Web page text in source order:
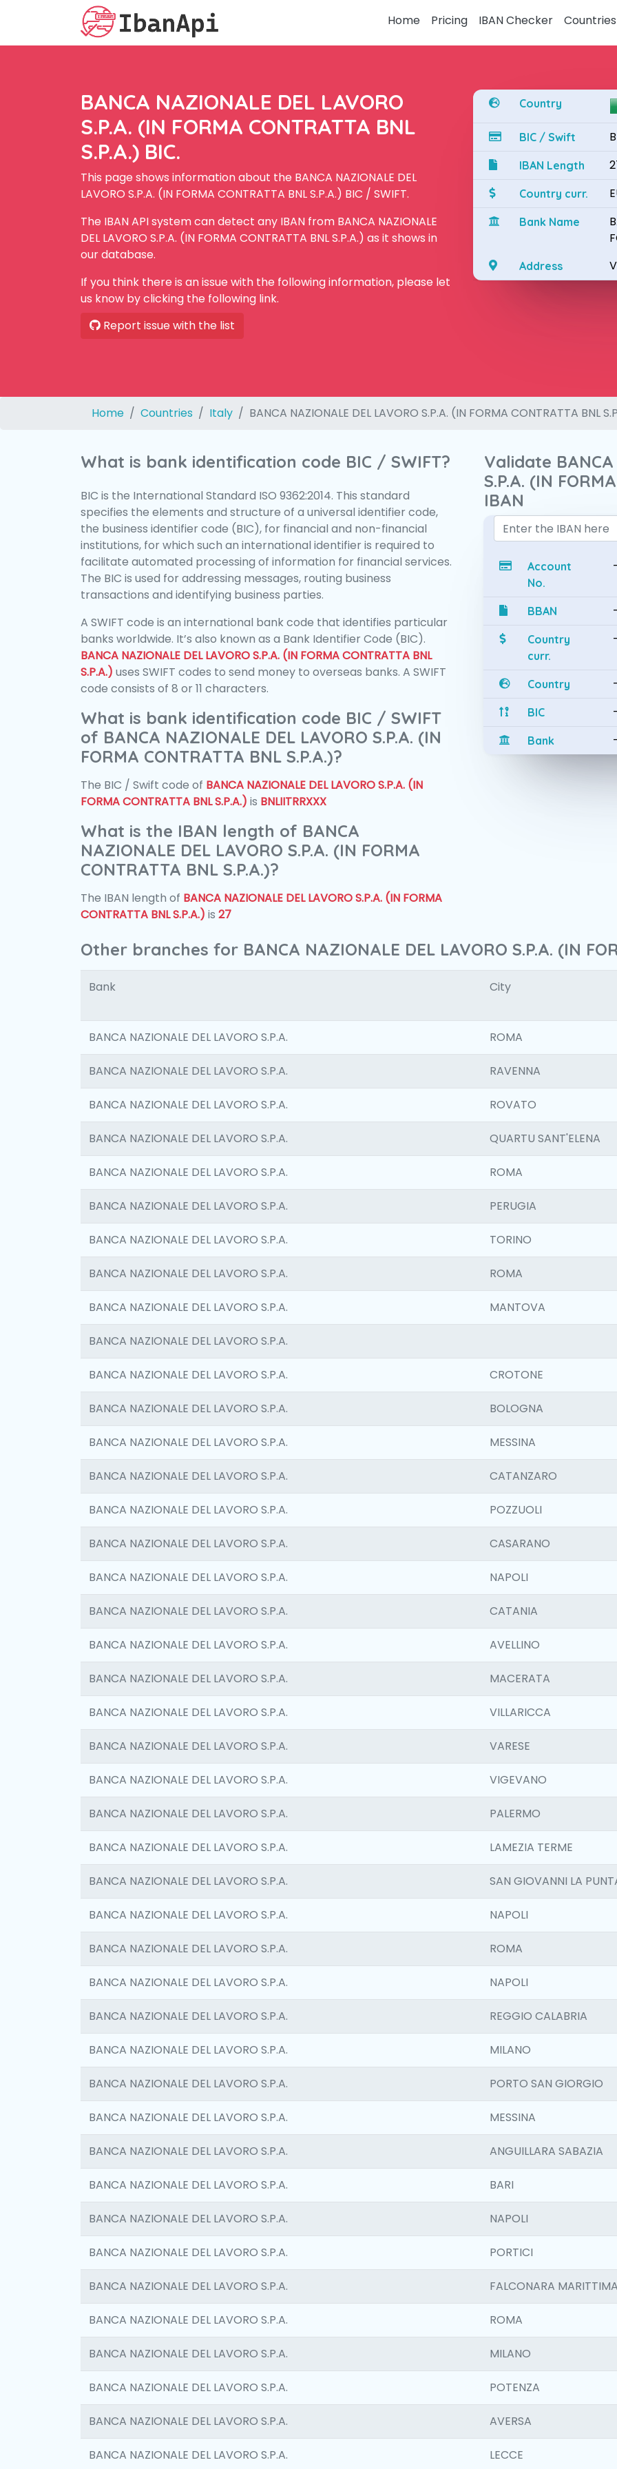
Home Pricing IBAN Checker Countries
BANCA NAZIONALE DEL LAVORO
S.P.A. (IN FORMA CONTRATTA BNL
S.P.A.) BIC.
This page shows information about the BANCA NAZIONALE DEL
LAVORO S.P.A. (IN FORMA CONTRATTA BNL S.P.A.) BIC / SWIFT.
The IBAN API system can detect any IBAN from BANCA NAZIONALE
DEL LAVORO S.P.A. (IN FORMA CONTRATTA BNL S.P.A.) as it shows in
our database.
If you think there is an issue with the following information, please let
us know by clicking the following link.
Report issue with the list
Country
BIC / Swift
IBAN Length
Country curr.
Bank Name
Address
Home Countries Italy BANCA NAZIONALE DEL LAVORO S.P.A. (IN FORMA CONTRATTA BNL
What is bank identification code BIC / SWIFT?
BIC is the International Standard ISO 9362:2014. This standard
specifies the elements and structure of a universal identifier code,
the business identifier code (BIC), for financial and non-financial
institutions, for which such an international identifier is required to
facilitate automated processing of information for financial services.
The BIC is used for addressing messages, routing business
transactions and identifying business parties.
A SWIFT code is an international bank code that identifies particular
banks worldwide. It’s also known as a Bank Identifier Code (BIC).
BANCA NAZIONALE DEL LAVORO S.P.A. (IN FORMA CONTRATTA BNL
S.P.A.) uses SWIFT codes to send money to overseas banks. A SWIFT
code consists of 8 or 11 characters.
What is bank identification code BIC / SWIFT
of BANCA NAZIONALE DEL LAVORO S.P.A. (IN
FORMA CONTRATTA BNL S.P.A.)?
The BIC / Swift code of BANCA NAZIONALE DEL LAVORO S.P.A. (IN
FORMA CONTRATTA BNL S.P.A.) is BNLIITRRXXX
What is the IBAN length of BANCA
NAZIONALE DEL LAVORO S.P.A. (IN FORMA
CONTRATTA BNL S.P.A.)?
The IBAN length of BANCA NAZIONALE DEL LAVORO S.P.A. (IN FORMA
CONTRATTA BNL S.P.A.) is 27
Validate BANCA
S.P.A. (IN
IBAN
Account
No.
BBAN
Country
curr.
Country
BIC
Bank
Other branches for BANCA NAZIONALE DEL LAVORO S.P.A. (IN
Bank City
BANCA NAZIONALE DEL LAVORO S.P.A. ROMA
BANCA NAZIONALE DEL LAVORO S.P.A. RAVENNA
BANCA NAZIONALE DEL LAVORO S.P.A. ROVATO
BANCA NAZIONALE DEL LAVORO S.P.A. QUARTU SANT'ELENA
BANCA NAZIONALE DEL LAVORO S.P.A. ROMA
BANCA NAZIONALE DEL LAVORO S.P.A. PERUGIA
BANCA NAZIONALE DEL LAVORO S.P.A. TORINO
BANCA NAZIONALE DEL LAVORO S.P.A. ROMA
BANCA NAZIONALE DEL LAVORO S.P.A. MANTOVA
BANCA NAZIONALE DEL LAVORO S.P.A.
BANCA NAZIONALE DEL LAVORO S.P.A. CROTONE
BANCA NAZIONALE DEL LAVORO S.P.A. BOLOGNA
BANCA NAZIONALE DEL LAVORO S.P.A. MESSINA
BANCA NAZIONALE DEL LAVORO S.P.A. CATANZARO
BANCA NAZIONALE DEL LAVORO S.P.A. POZZUOLI
BANCA NAZIONALE DEL LAVORO S.P.A. CASARANO
BANCA NAZIONALE DEL LAVORO S.P.A. NAPOLI
BANCA NAZIONALE DEL LAVORO S.P.A. CATANIA
BANCA NAZIONALE DEL LAVORO S.P.A. AVELLINO
BANCA NAZIONALE DEL LAVORO S.P.A. MACERATA
BANCA NAZIONALE DEL LAVORO S.P.A. VILLARICCA
BANCA NAZIONALE DEL LAVORO S.P.A. VARESE
BANCA NAZIONALE DEL LAVORO S.P.A. VIGEVANO
BANCA NAZIONALE DEL LAVORO S.P.A. PALERMO
BANCA NAZIONALE DEL LAVORO S.P.A. LAMEZIA TERME
BANCA NAZIONALE DEL LAVORO S.P.A. SAN GIOVANNI LA
BANCA NAZIONALE DEL LAVORO S.P.A. NAPOLI
BANCA NAZIONALE DEL LAVORO S.P.A. ROMA
BANCA NAZIONALE DEL LAVORO S.P.A. NAPOLI
BANCA NAZIONALE DEL LAVORO S.P.A. REGGIO CALABRIA
BANCA NAZIONALE DEL LAVORO S.P.A. MILANO
BANCA NAZIONALE DEL LAVORO S.P.A. PORTO SAN GIORGIO
BANCA NAZIONALE DEL LAVORO S.P.A. MESSINA
BANCA NAZIONALE DEL LAVORO S.P.A. ANGUILLARA SABAZIA
BANCA NAZIONALE DEL LAVORO S.P.A. BARI
BANCA NAZIONALE DEL LAVORO S.P.A. NAPOLI
BANCA NAZIONALE DEL LAVORO S.P.A. PORTICI
BANCA NAZIONALE DEL LAVORO S.P.A. FALCONARA
BANCA NAZIONALE DEL LAVORO S.P.A. ROMA
BANCA NAZIONALE DEL LAVORO S.P.A. MILANO
BANCA NAZIONALE DEL LAVORO S.P.A. POTENZA
BANCA NAZIONALE DEL LAVORO S.P.A. AVERSA
BANCA NAZIONALE DEL LAVORO S.P.A. LECCE